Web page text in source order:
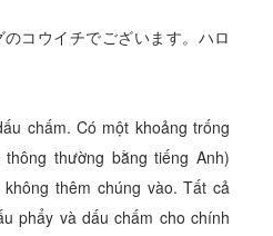
コウイチでございます。ハロ
chấm. Có một khoảng trống
thường bằng tiếng Anh)
thêm chúng vào. Tất cả
phẩy và dấu chấm cho chính